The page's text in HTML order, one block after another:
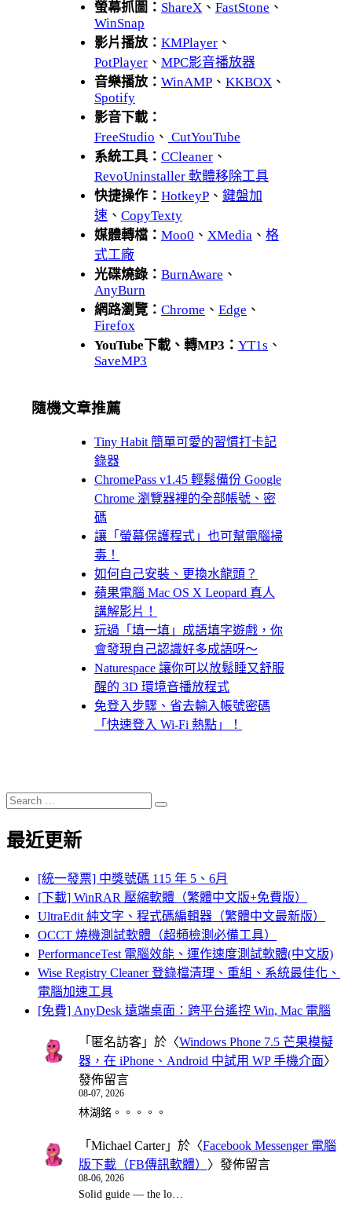
螢幕抓圖： ShareX 、 FastStone 、
WinSnap
影片播放： KMPlayer 、
PotPlayer 、 MPC影音播放器
音樂播放： WinAMP 、 KKBOX 、
Spotify
影音下載：
FreeStudio 、 CutYouTube
系統工具： CCleaner 、
RevoUninstaller 軟體移除工具
快捷操作： HotkeyP 、 鍵盤加
速 、 CopyTexty
媒體轉檔： Moo0 、 XMedia 、 格
式工廠
光碟燒錄： BurnAware 、
AnyBurn
網路瀏覽： Chrome 、 Edge 、
Firefox
YouTube下載、轉MP3： YT1s 、
SaveMP3
隨機文章推薦
Tiny Habit 簡單可愛的習慣打卡記
錄器
ChromePass v1.45 輕鬆備份 Google
Chrome 瀏覽器裡的全部帳號、密
碼
讓「螢幕保護程式」也可幫電腦掃
毒！
如何自己安裝、更換水龍頭？
蘋果電腦 Mac OS X Leopard 真人
講解影片！
玩過「填一填」成語填字遊戲，你
會發現自己認識好多成語呀～
Naturespace 讓你可以放鬆睡又舒服
醒的 3D 環境音播放程式
免登入步驟、省去輸入帳號密碼
「快速登入 Wi-Fi 熱點」！
Search
for:
Search
最近更新
[統一發票] 中獎號碼 115 年 5、6月
[下載] WinRAR 壓縮軟體（繁體中文版+免費版）
UltraEdit 純文字、程式碼編輯器（繁體中文最新版）
OCCT 燒機測試軟體（超頻檢測必備工具）
PerformanceTest 電腦效能、運作速度測試軟體(中文版)
Wise Registry Cleaner 登錄檔清理、重組、系統最佳化、
電腦加速工具
[免費] AnyDesk 遠端桌面：跨平台遙控 Win, Mac 電腦
「 匿名訪客 」於〈Windows Phone 7.5 芒果模擬
器，在 iPhone、Android 中試用 WP 手機介面〉
發佈留言
08-07, 2026
林湖銘。。。。。
「 Michael Carter」於〈Facebook Messenger 電腦
版下載（FB傳訊軟體） 〉發佈留言
08-06, 2026
Solid guide — the lo…